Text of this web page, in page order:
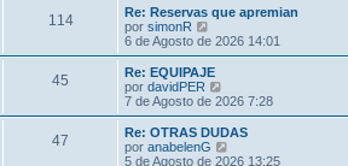
s
a
j
e
o
m
e
s
a
e
ú
l
t
m
o
m
e
s
a
114
Re: Reservas que apremian
por simonR
e
r
ú
l
t
m
o
m
6 de Agosto de 2026 14:01
45
Re: EQUIPAJE
por davidPER
e
r
ú
l
t
7 de Agosto de 2026 7:28
47
Re: OTRAS DUDAS
por anabelenG
e
5 de Agosto de 2026 13:25